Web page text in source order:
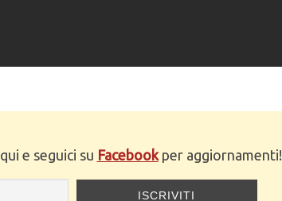
e seguici su Facebookper aggiornamenti!